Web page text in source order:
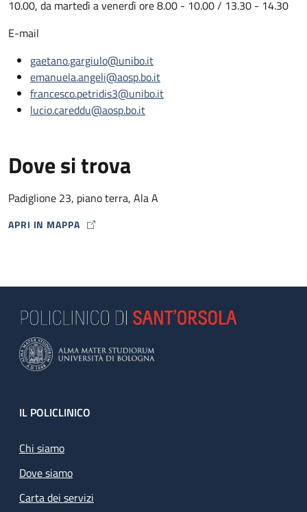
10.00, da martedì a venerdì ore 8.00 - 10.00 / 13.30 - 14.30
E-mail
gaetano.gargiulo@unibo.it
emanuela.angeli@aosp.bo.it
francesco.petridis3@unibo.it
lucio.careddu@aosp.bo.it
Dove si trova
Padiglione 23, piano terra, Ala A
APRI IN MAPPA
MAP ICON
Footer
IL POLICLINICO
Chi siamo
Dove siamo
Carta dei servizi